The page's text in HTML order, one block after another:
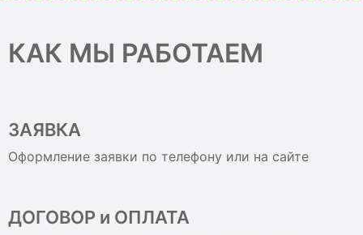
КАК МЫ РАБОТАЕМ
ЗАЯВКА
Оформление заявки по телефону или на сайте
ДОГОВОР и ОПЛАТА